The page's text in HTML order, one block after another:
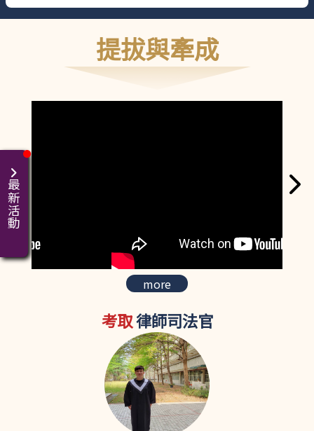
提拔與牽成
more
考取律師司法官
最新活動